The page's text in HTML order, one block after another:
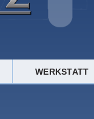
WERKSTATT